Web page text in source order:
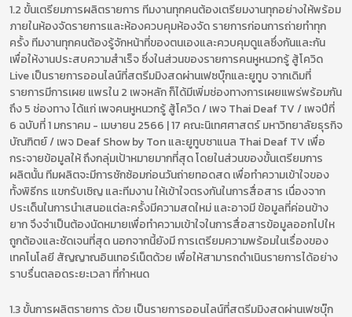
1.2 ขั้นเตรียมการผลิตรายการ ทีมงานทุกคนต้องเตรียมงานทุกอย่างให้พร้อม
ภายในห้องจัดรายการและห้องควบคุมห้องจัด รายการก่อนการถ่ายทำทุก
ครั้ง ทีมงานทุกคนต้องรู้จักหน้าที่ของตนเองและควบคุมดูแลซึ่งกันและกัน
เพื่อให้งานประสบความสำเร็จ ซึ่งในส่วนของรายการคนหูหนวกรู้ สู้โควิด
Live เป็นรายการออนไลน์ที่สตรีมมิงสดผ่านเฟซบุ๊กและยูทูบ จากเดิมที่
รายการมีการเผย แพรใน 2 เพจหลัก ก็ได้มีเพิ่มช่องทางการเผยแพร่พร้อมกัน
ถึง 5 ช่องทาง ได้แก่ เพจคนหูหนวกรู้ สู้โควิด / เพจ Thai Deaf TV / เพจปีที่
6 ฉบับที่ 1 มกราคม - เมษายน 2566 | 17 คณะนิเทศศาสตร์ มหาวิทยาลัยธุรกิจ
บัณฑิตย์ / เพจ Deaf Show by Ton และยูทูบชาแนล Thai Deaf TV เพื่อ
กระจายข้อมูลให้ ถึงกลุ่มเป้าหมายมากที่สุด โดยในส่วนของขั้นเตรียมการ
ผลิตนั้น ทีมผลิตจะมีการชักซ้อมก่อนวันถ่ายทอดสด เพื่อทำความเข้าใจของ
ทั้งพิธีกร แขกรับเชิญ และทีมงาน ให้เข้าใจตรงกันในการสื่อสาร เนื่องจาก
ประเด็นในการนำเสนอแต่ละครั้งมีความสดใหม่ และอาจมี ข้อมูลที่ค่อนข้าง
ยาก จึงจำเป็นต้องนัดหมายเพื่อทำความเข้าใจในการสื่อสารข้อมูลออกไปให
ถูกต้องและชัดเจนที่สุด นอกจากนี้ยังมี การเตรียมความพร้อมในเรื่องของ
เทคโนโลยี สัญญาณอินเทอร์เน็ตด้วย เพื่อให้สามารถดำเนินรายการได้อย่าง
ราบรื่นตลอดระยะเวลา ที่กำหนด
1.3 ขั้นการผลิตรายการ ด้วย เป็นรายการออนไลน์ที่สตรีมมิงสดผ่านเฟซบุ๊ก